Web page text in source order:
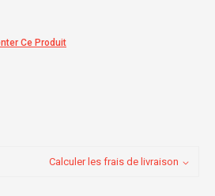
Ce Produit
Calculer les frais de livraison